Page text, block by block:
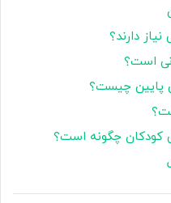
دارند؟
است؟
پایین چیست؟
کودکان چگونه است؟